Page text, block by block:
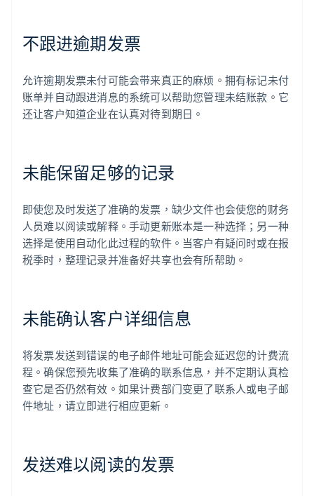
不跟进逾期发票
允许逾期发票未付可能会带来真正的麻烦。拥有标记未付
账单并自动跟进消息的系统可以帮助您管理未结账款。它
还让客户知道企业在认真对待到期日。
未能保留足够的记录
即使您及时发送了准确的发票，缺少文件也会使您的财务
人员难以阅读或解释。手动更新账本是一种选择；另一种
选择是使用自动化此过程的软件。当客户有疑问时或在报
税季时，整理记录并准备好共享也会有所帮助。
未能确认客户详细信息
将发票发送到错误的电子邮件地址可能会延迟您的计费流
程。确保您预先收集了准确的联系信息，并不定期认真检
查它是否仍然有效。如果计费部门变更了联系人或电子邮
件地址，请立即进行相应更新。
发送难以阅读的发票